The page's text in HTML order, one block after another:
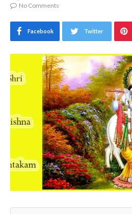
No Comments
Facebook Twitter